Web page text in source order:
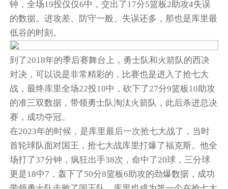
钟，全场19投仅仅6中，交出了17分5篮板2助攻4失误
的数据。进攻差、防守一般、失误还多，那也是库里最
低谷的时刻。
到了2018年的季后赛舞台上，勇士队和火箭队的西决
对决，可以说是非常精彩的，比赛也是进入了抢七大
战，最终库里全场22投10中，砍下了27分9篮板10助攻
的准三双数据，带领勇士队淘汰火箭队，此后杀进总决
赛，成功夺冠。
在2023年的时候，是库里最后一次抢七大战了，当时
首轮球队面对国王，抢七大战库里打爆了福克斯。他全
场打了37分钟，疯狂出手38次，命中了20球，三分球
更是18中7，轰下了50分8篮板6助攻的劲爆数据，成功